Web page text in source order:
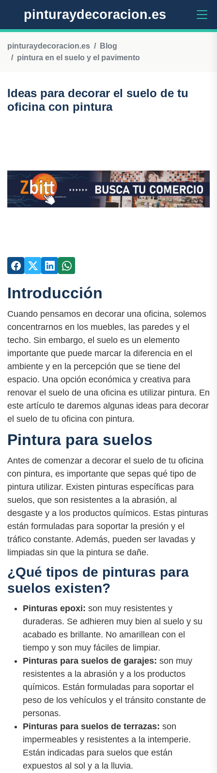
pinturaydecoracion.es
pinturaydecoracion.es
Blog
pintura en el suelo y el pavimento
Ideas para decorar el suelo de tu
oficina con pintura
Introducción
Cuando pensamos en decorar una oficina, solemos
concentrarnos en los muebles, las paredes y el
techo. Sin embargo, el suelo es un elemento
importante que puede marcar la diferencia en el
ambiente y en la percepción que se tiene del
espacio. Una opción económica y creativa para
renovar el suelo de una oficina es utilizar pintura. En
este artículo te daremos algunas ideas para decorar
el suelo de tu oficina con pintura.
Pintura para suelos
Antes de comenzar a decorar el suelo de tu oficina
con pintura, es importante que sepas qué tipo de
pintura utilizar. Existen pinturas específicas para
suelos, que son resistentes a la abrasión, al
desgaste y a los productos químicos. Estas pinturas
están formuladas para soportar la presión y el
tráfico constante. Además, pueden ser lavadas y
limpiadas sin que la pintura se dañe.
¿Qué tipos de pinturas para
suelos existen?
Pinturas epoxi: son muy resistentes y
duraderas. Se adhieren muy bien al suelo y su
acabado es brillante. No amarillean con el
tiempo y son muy fáciles de limpiar.
Pinturas para suelos de garajes: son muy
resistentes a la abrasión y a los productos
químicos. Están formuladas para soportar el
peso de los vehículos y el tránsito constante de
personas.
Pinturas para suelos de terrazas: son
impermeables y resistentes a la intemperie.
Están indicadas para suelos que están
expuestos al sol y a la lluvia.